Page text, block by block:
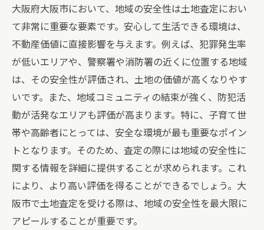
地域特性を活かすための査定準備
大阪市の地域特性を理解するための専門家
のアドバイス
大阪府大阪市において、地域の安全性は土地査定におい
て非常に重要な要素です。安心して生活できる環境は、
不動産価値に直接影響を与えます。例えば、犯罪発生率
が低いエリアや、警察署や消防署の近くに位置する地域
は、その安全性が評価され、土地の価値が高くなりやす
いです。また、地域コミュニティの結束が強く、防犯活
動が活発なエリアも評価が高まります。特に、子育て世
帯や高齢者にとっては、安全な環境が最も重要なポイン
トとなります。そのため、査定の際には地域の安全性に
関する情報を詳細に提供することが求められます。これ
により、より高い評価を得ることができるでしょう。大
阪市で土地査定を受ける際は、地域の安全性を最大限に
アピールすることが重要です。